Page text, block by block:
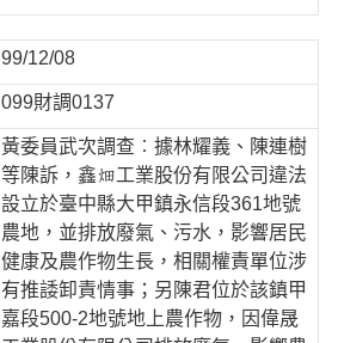
99/12/08
099財調0137
黃委員武次調查︰據林耀義、陳連樹
等陳訴，鑫工業股份有限公司違法
設立於臺中縣大甲鎮永信段361地號
農地，並排放廢氣、污水，影響居民
健康及農作物生長，相關權責單位涉
有推諉卸責情事；另陳君位於該鎮甲
嘉段500-2地號地上農作物，因偉晟